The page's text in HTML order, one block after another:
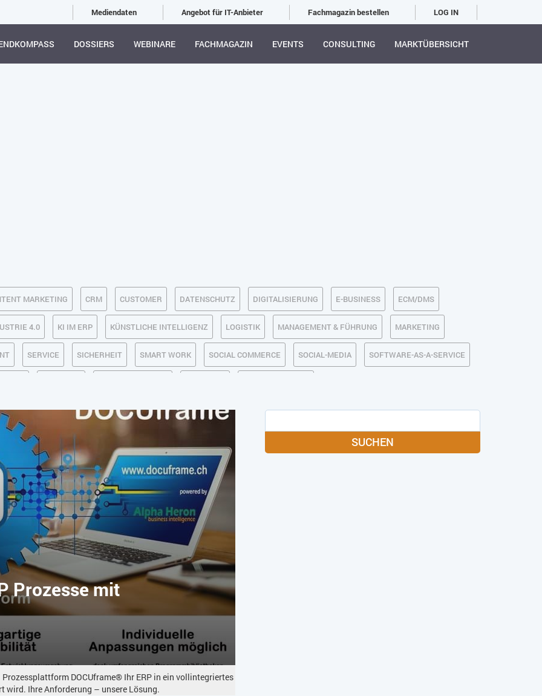
Mediendaten Angebot für IT-Anbieter Fachmagazin bestellen LOG IN
DOSSIERS WEBINARE FACHMAGAZIN EVENTS CONSULTING MARKTÜBERSICHT
MARKETING CRM CUSTOMER DATENSCHUTZ DIGITALISIERUNG E-BUSINESS ECM/DMS
4.0 KI IM ERP KÜNSTLICHE INTELLIGENZ LOGISTIK MANAGEMENT & FÜHRUNG MARKETING
SERVICE SICHERHEIT SMART WORK SOCIAL COMMERCE SOCIAL-MEDIA SOFTWARE-AS-A-SERVICE
Prozesse mit
DOCUframe® Ihr ERP in ein vollintegriertes
wird. Ihre Anforderung – unsere Lösung.
SUCHEN